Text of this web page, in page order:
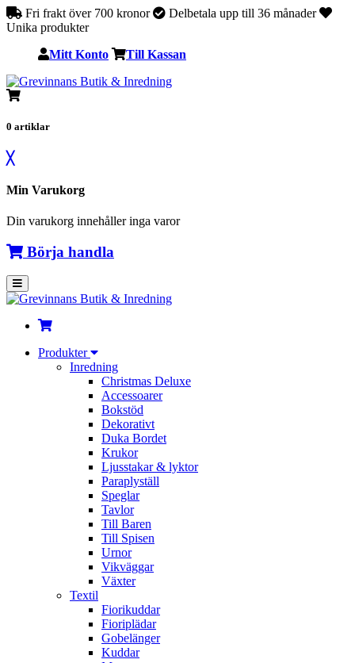
Fri frakt över 700 kronor
Delbetala upp till 36 månader
Unika produkter
Mitt Konto Till Kassan
0 artiklar
╳
Min Varukorg
Din varukorg innehåller inga varor
Börja handla
Produkter
Inredning
Christmas Deluxe
Accessoarer
Bokstöd
Dekorativt
Duka Bordet
Krukor
Ljusstakar & lyktor
Paraplyställ
Speglar
Tavlor
Till Baren
Till Spisen
Urnor
Vikväggar
Växter
Textil
Fiorikuddar
Fioriplädar
Gobelänger
Kuddar